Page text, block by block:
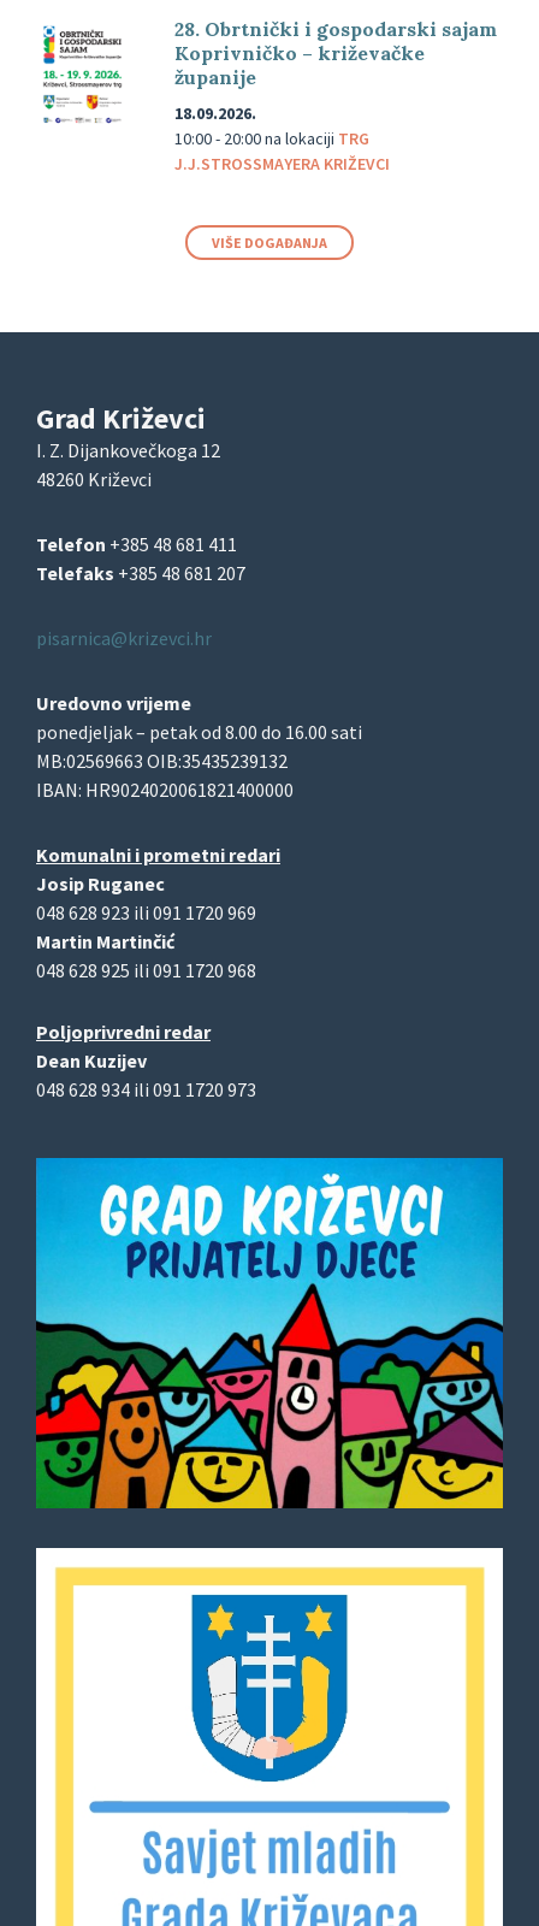
28. Obrtnički i gospodarski sajam
Koprivničko – križevačke
županije
18.09.2026.
10:00 - 20:00na lokaciji TRG
J.J.STROSSMAYERA KRIŽEVCI
VIŠE DOGAĐANJA
Grad Križevci
I. Z. Dijankovečkoga 12
48260 Križevci
Telefon +385 48 681 411
Telefaks +385 48 681 207
pisarnica@krizevci.hr
Uredovno vrijeme
ponedjeljak – petak od 8.00 do 16.00 sati
MB:02569663 OIB:35435239132
IBAN: HR9024020061821400000
Komunalni i prometni redari
Josip Ruganec
048 628 923 ili 091 1720 969
Martin Martinčić
048 628 925 ili 091 1720 968
Poljoprivredni redar
Dean Kuzijev
048 628 934 ili 091 1720 973